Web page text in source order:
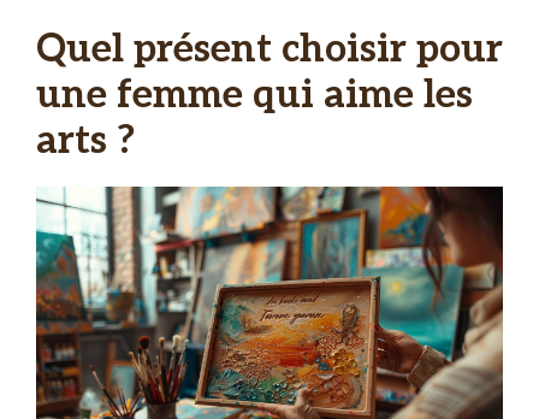
Quel présent choisir pour
une femme qui aime les
arts ?